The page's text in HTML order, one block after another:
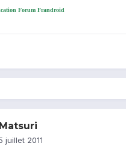
Forum Frandroid
juillet 2011